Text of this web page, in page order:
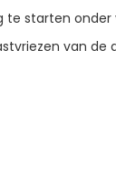
te starten
van de